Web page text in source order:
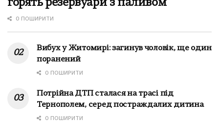
горять резервуари з паливом
0 ПОШИРИТИ
Вибух у Житомирі: загинув чоловік, ще один
поранений
0 ПОШИРИТИ
Потрійна ДТП сталася на трасі під
Тернополем, серед постраждалих дитина
0 ПОШИРИТИ